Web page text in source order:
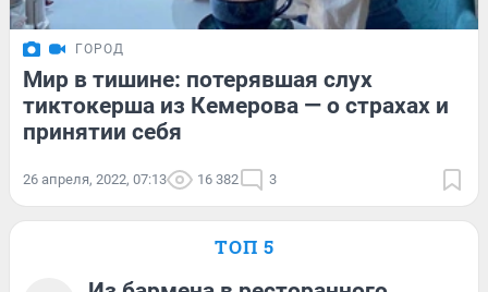
ГОРОД
Мир в тишине: потерявшая слух
тиктокерша из Кемерова — о страхах и
принятии себя
26 апреля, 2022, 07:13 16 382 3
ТОП 5